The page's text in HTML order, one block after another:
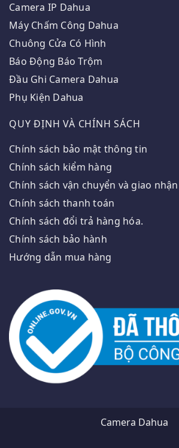
Camera IP Dahua
Máy Chấm Công Dahua
Chuông Cửa Có Hình
Báo Động Báo Trộm
Đầu Ghi Camera Dahua
Phụ Kiện Dahua
QUY ĐỊNH VÀ CHÍNH SÁCH
Chính sách bảo mật thông tin
Chính sách kiểm hàng
Chính sách vận chuyển và giao nhận
Chính sách thanh toán
Chính sách đổi trả hàng hóa.
Chính sách bảo hành
Hướng dẫn mua hàng
Camera Dahua